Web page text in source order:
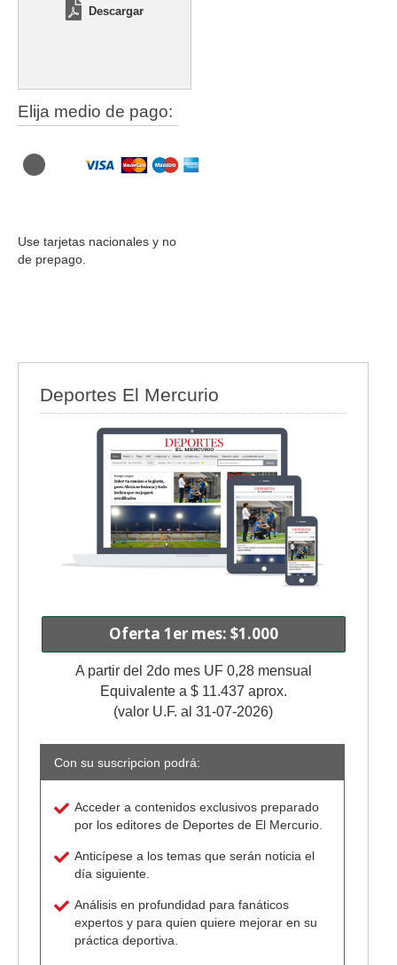
Descargar
Elija medio de pago:
Use tarjetas nacionales y no
de prepago.
Deportes El Mercurio
Oferta 1er mes: $1.000
A partir del 2do mes UF 0,28 mensual
Equivalente a $ 11.437 aprox.
(valor U.F. al 31-07-2026)
Con su suscripcion podrá:
Acceder a contenidos exclusivos preparado
por los editores de Deportes de El Mercurio.
Anticípese a los temas que serán noticia el
día siguiente.
Análisis en profundidad para fanáticos
expertos y para quien quiere mejorar en su
práctica deportiva.